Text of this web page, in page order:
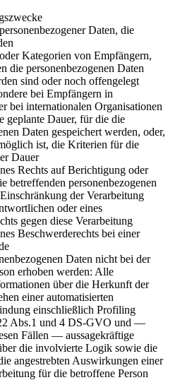
Daten, die
Kategorien von Empfängern,
die personenbezogenen Daten
sind oder noch offengelegt
bei Empfängern in
bei internationalen Organisationen
geplante Dauer, für die die
Daten gespeichert werden, oder,
ist, die Kriterien für die
Dauer
Rechts auf Berichtigung oder
betreffenden personenbezogenen
der Verarbeitung
oder eines
gegen diese Verarbeitung
Beschwerderechts bei einer
Daten nicht bei der
erhoben werden: Alle
über die Herkunft der
einer automatisierten
einschließlich Profiling
Abs.1 und 4 DS-GVO und —
Fällen — aussagekräftige
die involvierte Logik sowie die
angestrebten Auswirkungen einer
für die betroffene Person